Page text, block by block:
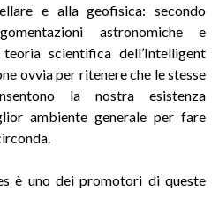
e alla geofisica: secondo
astronomiche e
scientifica dell’Intelligent
ovvia per ritenere che le stesse
la nostra esistenza
ambiente generale per fare
è uno dei promotori di queste